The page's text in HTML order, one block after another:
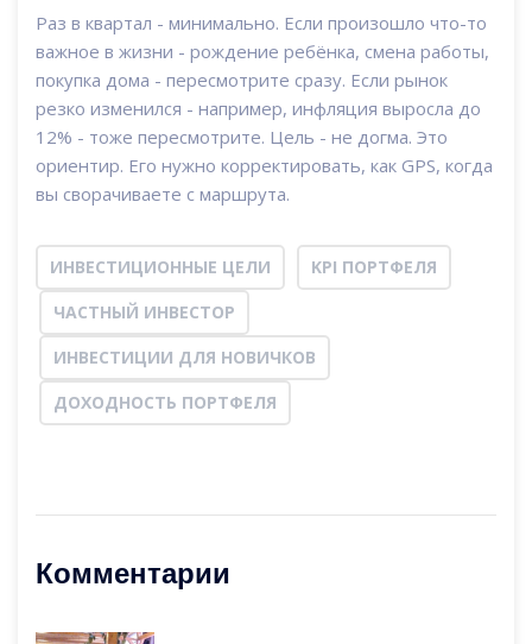
Раз в квартал - минимально. Если произошло что-то
важное в жизни - рождение ребёнка, смена работы,
покупка дома - пересмотрите сразу. Если рынок
резко изменился - например, инфляция выросла до
12% - тоже пересмотрите. Цель - не догма. Это
ориентир. Его нужно корректировать, как GPS, когда
вы сворачиваете с маршрута.
ИНВЕСТИЦИОННЫЕ ЦЕЛИ
KPI ПОРТФЕЛЯ
ЧАСТНЫЙ ИНВЕСТОР
ИНВЕСТИЦИИ ДЛЯ НОВИЧКОВ
ДОХОДНОСТЬ ПОРТФЕЛЯ
Комментарии